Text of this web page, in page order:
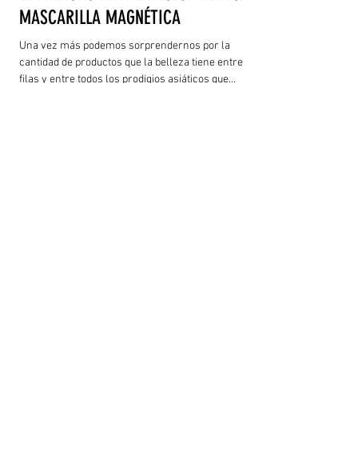
MASCARILLA MAGNÉTICA
Una vez más podemos sorprendernos por la
cantidad de productos que la belleza tiene entre sus
filas y entre todos los prodigios asiáticos que